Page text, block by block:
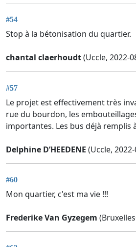
#54
Stop à la bétonisation du quartier.
chantal claerhoudt(Uccle, 2022-
#57
Le projet est effectivement très
rue du bourdon, les
importantes. Les bus déjà remplis
Delphine D’HEEDENE (Uccle,
#60
Mon quartier, c'est ma vie !!!
Frederike Van Gyzegem